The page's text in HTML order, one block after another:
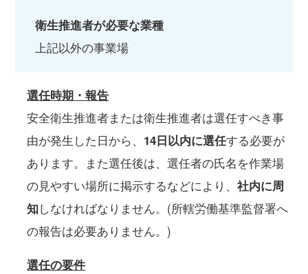
衛生推進者が必要な業種
上記以外の事業場
選任時期・報告
安全衛生推進者または衛生推進者は選任すべき事
由が発生した日から、 14日以内に選任する必要が
あります。また選任後は、選任者の氏名を作業場
の見やすい場所に掲示するなどにより、社内に周
知しなければなりません。(所轄労働基準監督署へ
の報告は必要ありません。)
選任の要件